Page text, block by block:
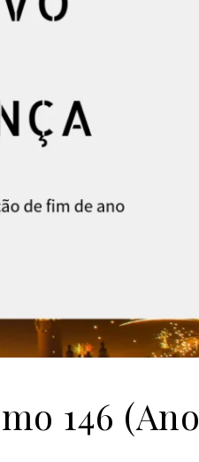
146 (Ano